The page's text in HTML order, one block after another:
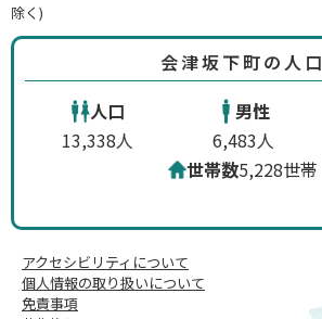
アクセシビリティについて
個人情報の取り扱いについて
免責事項
除く)
会津坂下町の人口
人口
13,338人
男性
6,483人
世帯数5,228世帯